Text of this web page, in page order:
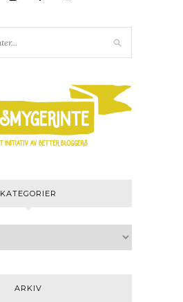
KATEGORIER
ARKIV